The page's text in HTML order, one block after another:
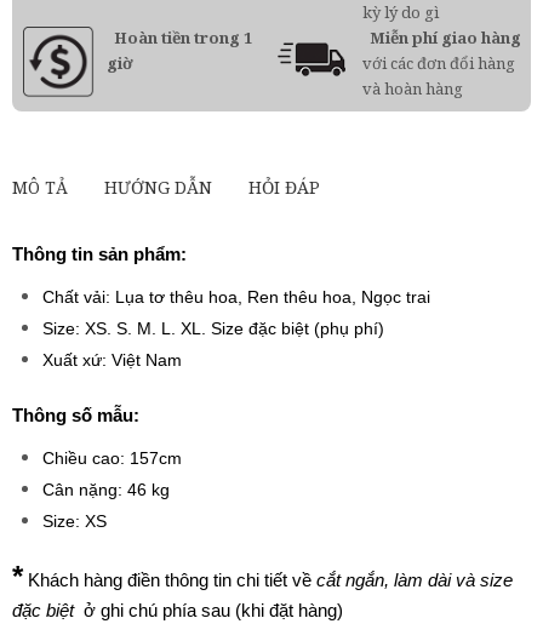
kỳ lý do gì
Hoàn tiền trong 1
giờ
Miễn phí giao hàng
với các đơn đổi hàng
và hoàn hàng
MÔ TẢ HƯỚNG DẪN HỎI ĐÁP
Thông tin sản phẩm:
Chất vải: Lụa tơ thêu hoa, Ren thêu hoa, Ngọc trai
Size: XS. S. M. L. XL. Size đặc biệt (phụ phí)
Xuất xứ: Việt Nam
Thông số mẫu:
Chiều cao: 157cm
Cân nặng: 46 kg
Size: XS
* Khách hàng điền thông tin chi tiết về cắt ngắn, làm dài và size
đặc biệtở ghi chú phía sau (khi đặt hàng)